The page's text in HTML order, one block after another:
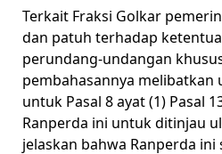
Terkait Fraksi Golkar
dan patuh terhadap
perundang-undangan
pembahasannya melibatkan
untuk Pasal 8 ayat (1) Pasal
Ranperda ini untuk ditinjau
jelaskan bahwa Ranperda ini